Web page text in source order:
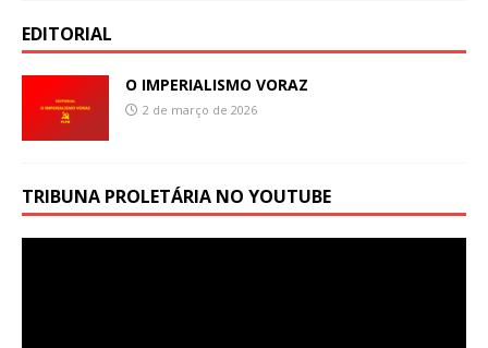
EDITORIAL
O IMPERIALISMO VORAZ
2 de março de 2026
TRIBUNA PROLETÁRIA NO YOUTUBE